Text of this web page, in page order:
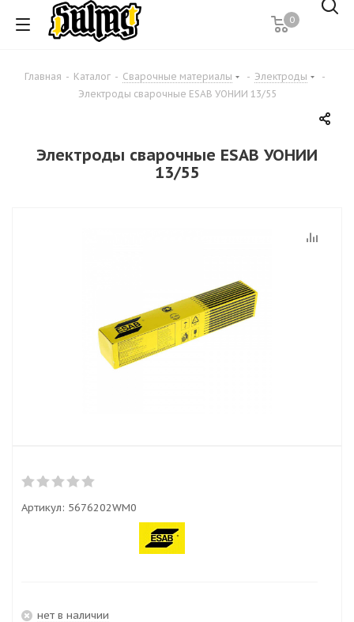
0
Главная - Каталог - Сварочные материалы - Электроды
-
Электроды сварочные ESAB УОНИИ 13/55
Электроды сварочные ESAB УОНИИ
13/55
Артикул: 5676202WM0
нет в наличии